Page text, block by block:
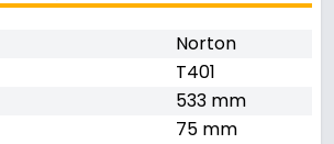
Norton
T401
533 mm
75 mm